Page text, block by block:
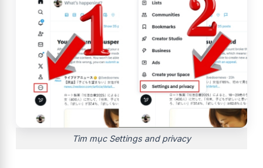
Tìm mục Settings and privacy